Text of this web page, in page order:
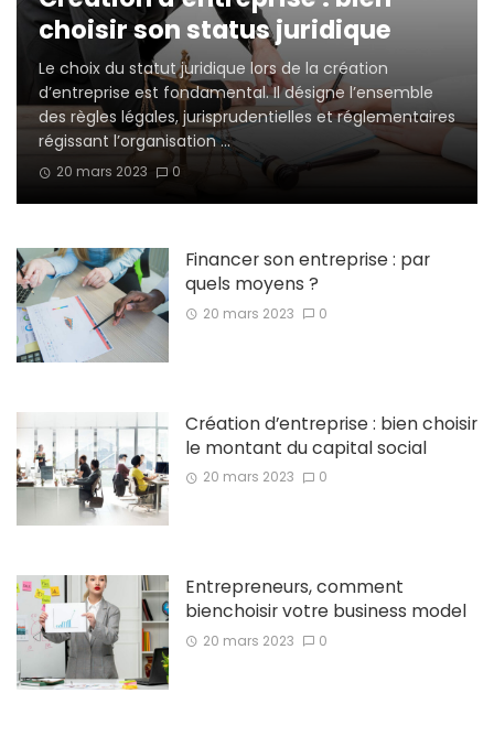
choisir son status juridique
Le choix du statut juridique lors de la création
d’entreprise est fondamental. Il désigne l’ensemble
des règles légales, jurisprudentielles et réglementaires
régissant l’organisation ...
20 mars 2023 0
Financer son entreprise : par
quels moyens ?
20 mars 2023 0
Création d’entreprise : bien choisir
le montant du capital social
20 mars 2023 0
Entrepreneurs, comment
bienchoisir votre business model
20 mars 2023 0